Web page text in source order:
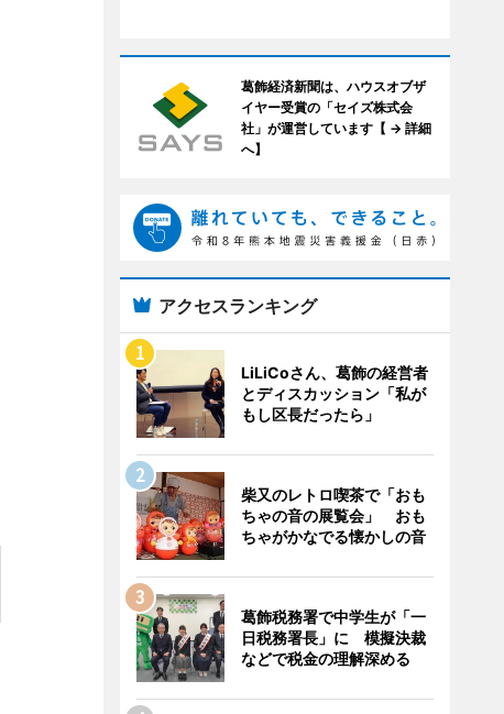
葛飾経済新聞は、ハウスオブザ
イヤー受賞の「セイズ株式会
社」が運営しています【 → 詳細
へ】
アクセスランキング
LiLiCoさん、葛飾の経営者
とディスカッション「私が
もし区長だったら」
柴又のレトロ喫茶で「おも
ちゃの音の展覧会」 おも
ちゃがかなでる懐かしの音
葛飾税務署で中学生が「一
日税務署長」に 模擬決裁
などで税金の理解深める